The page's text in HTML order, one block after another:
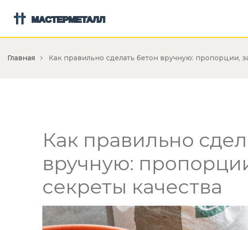
Главная Как правильно сделать бетон вручную: пропорции,
Как правильно
вручную:
секреты качества